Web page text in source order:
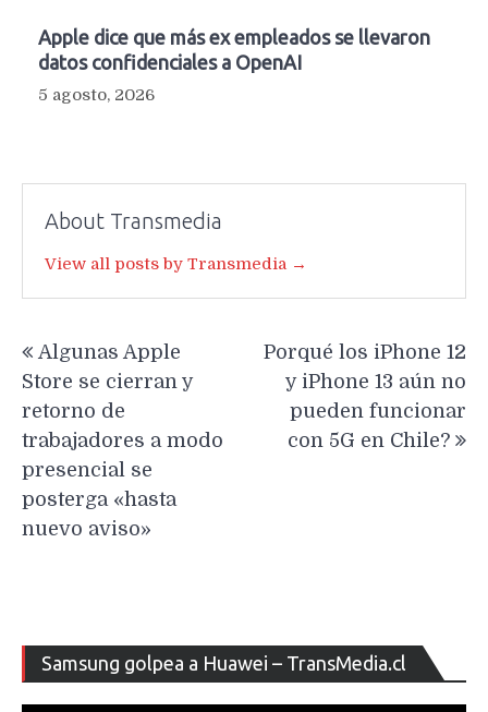
Apple dice que más ex empleados se llevaron
datos confidenciales a OpenAI
5 agosto, 2026
About Transmedia
View all posts by Transmedia →
de
entradas
Algunas Apple
Store se cierran y
retorno de
trabajadores a modo
presencial se
posterga «hasta
nuevo aviso»
Porqué los iPhone 12
y iPhone 13 aún no
pueden funcionar
con 5G en Chile?
Samsung golpea a Huawei – TransMedia.cl
de